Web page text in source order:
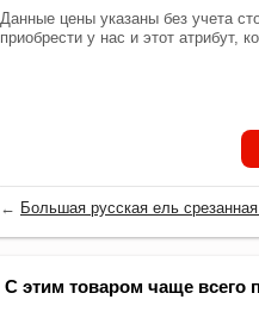
Данные цены указаны без учета
приобрести у нас и этот атрибут,
← Большая русская ель срезанная
С этим товаром чаще всего